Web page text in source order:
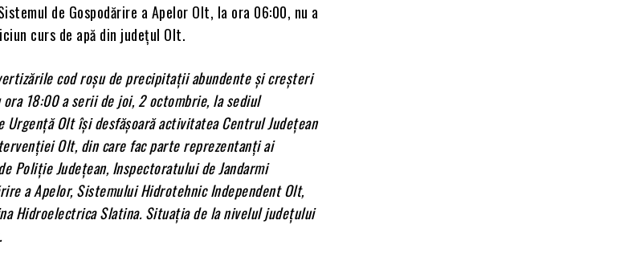
de Gospodărire a Apelor Olt, la ora 06:00, nu a
curs de apă din județul Olt.
cod roșu de precipitații abundente și creșteri
18:00 a serii de joi, 2 octombrie, la sediul
Olt își desfășoară activitatea Centrul Județean
Olt, din care fac parte reprezentanți ai
Poliție Județean, Inspectoratului de Jandarmi
a Apelor, Sistemului Hidrotehnic Independent Olt,
Hidroelectrica Slatina. Situația de la nivelul județului